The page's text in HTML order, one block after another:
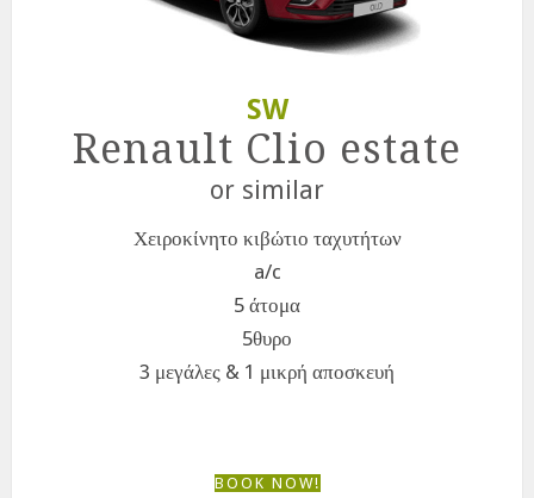
SW
Renault Clio estate
or similar
Χειροκίνητο κιβώτιο ταχυτήτων
a/c
5 άτομα
5θυρο
3 μεγάλες & 1 μικρή αποσκευή
BOOK NOW!